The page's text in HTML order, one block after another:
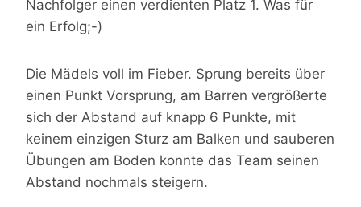
Nachfolger einen verdienten Platz 1. Was für
ein Erfolg;-)
Die Mädels voll im Fieber. Sprung bereits über
einen Punkt Vorsprung, am Barren vergrößerte
sich der Abstand auf knapp 6 Punkte, mit
keinem einzigen Sturz am Balken und sauberen
Übungen am Boden konnte das Team seinen
Abstand nochmals steigern.